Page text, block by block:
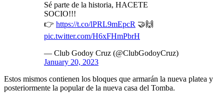
Sé parte de la historia, HACETE
SOCIO!!!
👉 https://t.co/lPRL9mEpcR 🤝🙌
pic.twitter.com/H6xFHmPbrH
— Club Godoy Cruz (@ClubGodoyCruz)
January 20, 2023
Estos mismos contienen los bloques que armarán la nueva platea y
posteriormente la popular de la nueva casa del Tomba.